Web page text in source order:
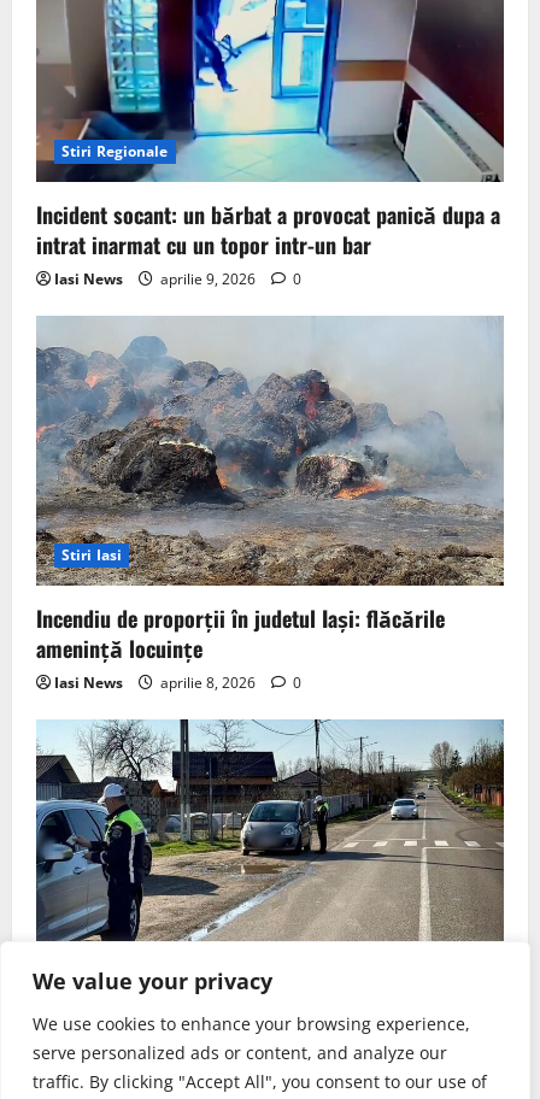
We value your privacy
We use cookies to enhance your browsing experience,
serve personalized ads or content, and analyze our
traffic. By clicking "Accept All", you consent to our use of
Stiri Regionale
Incident socant: un bărbat a provocat panică dupa a
intrat inarmat cu un topor intr-un bar
Iasi News aprilie 9, 2026 0
Stiri Iasi
Incendiu de proporții în judetul Iași: flăcările
amenință locuințe
Iasi News aprilie 8, 2026 0
Stiri Iasi
Razie de amploare în judetul Iași: zeci de șoferi
sancționați